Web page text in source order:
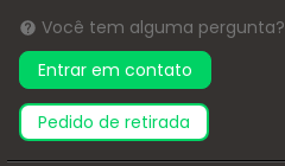
Você tem alguma pergunta?
Entrar em contato
pedido de retirada